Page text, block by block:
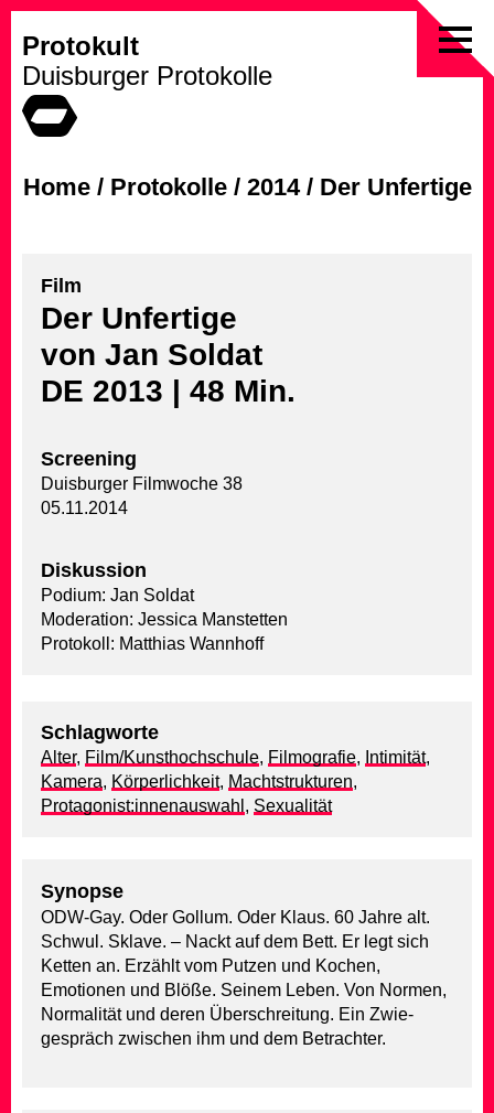
to
Protokult
Duisburger Protokolle
Home/ Protokolle/ 2014/ Der Unfertige
Film
Der Unfertige
von Jan Soldat
DE 2013 | 48 Min.
Screening
Duisburger Filmwoche 38
05.11.2014
Diskussion
Podium: Jan Soldat
Moderation: Jessica Manstetten
Protokoll: Matthias Wannhoff
Schlagworte
Alter, Film/Kunsthochschule, Filmografie, Intimität,
Kamera, Körperlichkeit, Machtstrukturen,
Protagonist:innenauswahl , Sexualität
Synopse
ODW-Gay. Oder Gollum. Oder Klaus. 60 Jahre alt.
Schwul. Sklave. – Nackt auf dem Bett. Er legt sich
Ketten an. Erzählt vom Putzen und Kochen,
Emotionen und Blöße. Seinem Leben. Von Normen,
Normalität und deren Überschreitung. Ein Zwie­
gespräch zwischen ihm und dem Betrachter.